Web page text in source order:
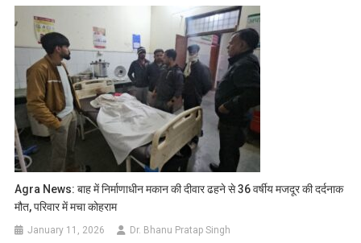
Agra News: बाह में निर्माणाधीन मकान की दीवार ढहने से 36 वर्षीय मजदूर की दर्दनाक
मौत, परिवार में मचा कोहराम
January 11, 2026 Dr. Bhanu Pratap Singh